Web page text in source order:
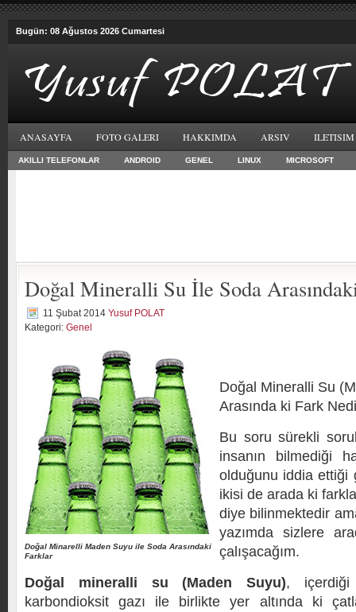
Bugün: 08 Ağustos 2026 Cumartesi
ANASAYFA FOTO GALERI HAKKIMDA ARSIV ILETISIM
AKILLI TELEFONLAR ANDROID GENEL LINUX MICROSOFT
Doğal Mineralli Su İle Soda
11 Şubat 2014 Yusuf POLAT
Kategori: Genel
Doğal Minarelli Maden Suyu ile Soda Arasındaki
Farklar
Doğal Mineralli Su
Arasında ki Fark
Bu soru sürekli
insanın bilmediği
olduğunu iddia ettiği
ikisi de arada ki
diye bilinmektedir
yazımda sizlere
çalışacağım.
Doğal mineralli su (Maden Suyu),
karbondioksit gazı ile birlikte yer altında ki